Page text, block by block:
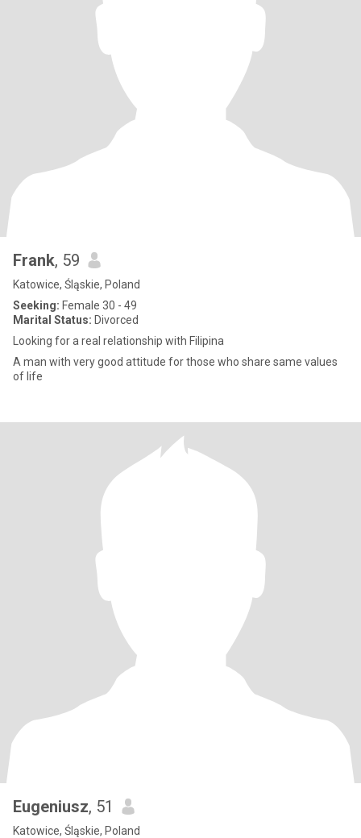
Frank, 59
Katowice, Śląskie, Poland
Seeking: Female 30 - 49
Marital Status: Divorced
Looking for a real relationship with Filipina
A man with very good attitude for those who share same values
of life
Eugeniusz, 51
Katowice, Śląskie, Poland